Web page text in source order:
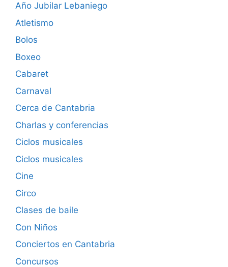
Año Jubilar Lebaniego
Atletismo
Bolos
Boxeo
Cabaret
Carnaval
Cerca de Cantabria
Charlas y conferencias
Ciclos musicales
Ciclos musicales
Cine
Circo
Clases de baile
Con Niños
Conciertos en Cantabria
Concursos